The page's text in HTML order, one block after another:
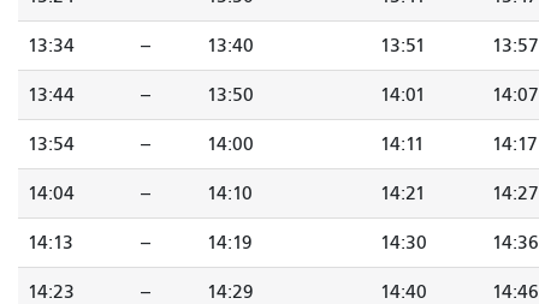
13:34 -- 13:40 13:51 13:57
13:44 -- 13:50 14:01 14:07
13:54 -- 14:00 14:11 14:17
14:04 -- 14:10 14:21 14:27
14:13 -- 14:19 14:30 14:36
14:23 -- 14:29 14:40 14:46